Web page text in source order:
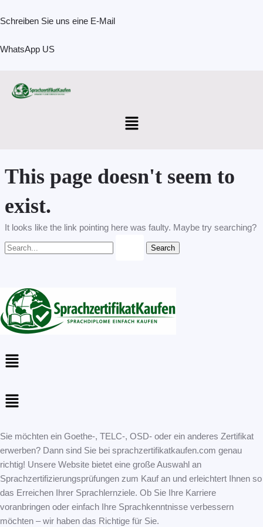
to
Schreiben Sie uns eine E-Mail
WhatsApp US
Menu
This page doesn't seem to
exist.
It looks like the link pointing here was faulty. Maybe try searching?
for:
Menu
Menu
Sie möchten ein Goethe-, TELC-, OSD- oder ein anderes Zertifikat
erwerben? Dann sind Sie bei sprachzertifikatkaufen.com genau
richtig! Unsere Website bietet eine große Auswahl an
Sprachzertifizierungsprüfungen zum Kauf an und erleichtert Ihnen so
das Erreichen Ihrer Sprachlernziele. Ob Sie Ihre Karriere
voranbringen oder einfach Ihre Sprachkenntnisse verbessern
möchten – wir haben das Richtige für Sie.